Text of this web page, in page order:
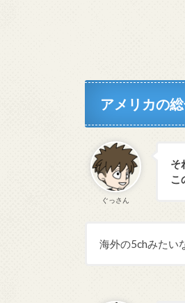
アメリカの
ぐっさん
そ
こ
海外の5chみたい